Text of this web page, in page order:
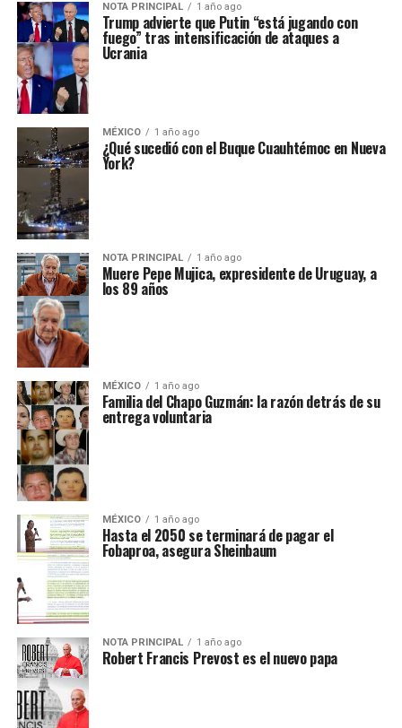
NOTA PRINCIPAL 1 año ago
Trump advierte que Putin “está jugando con
fuego” tras intensificación de ataques a
Ucrania
MÉXICO 1 año ago
¿Qué sucedió con el Buque Cuauhtémoc en Nueva
York?
NOTA PRINCIPAL 1 año ago
Muere Pepe Mujica, expresidente de Uruguay, a
los 89 años
MÉXICO 1 año ago
Familia del Chapo Guzmán: la razón detrás de su
entrega voluntaria
MÉXICO 1 año ago
Hasta el 2050 se terminará de pagar el
Fobaproa, asegura Sheinbaum
NOTA PRINCIPAL 1 año ago
Robert Francis Prevost es el nuevo papa